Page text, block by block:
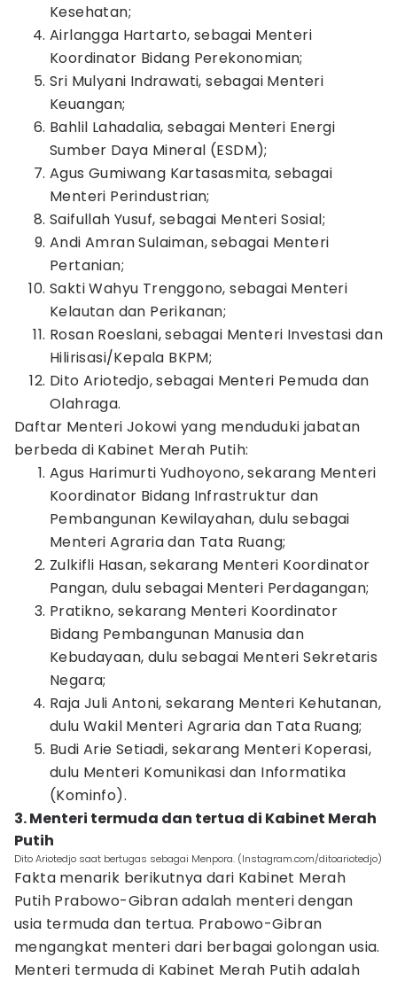
Kesehatan;
Airlangga Hartarto, sebagai Menteri
Koordinator Bidang Perekonomian;
Sri Mulyani Indrawati, sebagai Menteri
Keuangan;
Bahlil Lahadalia, sebagai Menteri Energi
Sumber Daya Mineral (ESDM);
Agus Gumiwang Kartasasmita, sebagai
Menteri Perindustrian;
Saifullah Yusuf, sebagai Menteri Sosial;
Andi Amran Sulaiman, sebagai Menteri
Pertanian;
Sakti Wahyu Trenggono, sebagai Menteri
Kelautan dan Perikanan;
Rosan Roeslani, sebagai Menteri Investasi dan
Hilirisasi/Kepala BKPM;
Dito Ariotedjo, sebagai Menteri Pemuda dan
Olahraga.
Daftar Menteri Jokowi yang menduduki jabatan
berbeda di Kabinet Merah Putih:
Agus Harimurti Yudhoyono, sekarang Menteri
Koordinator Bidang Infrastruktur dan
Pembangunan Kewilayahan, dulu sebagai
Menteri Agraria dan Tata Ruang;
Zulkifli Hasan, sekarang Menteri Koordinator
Pangan, dulu sebagai Menteri Perdagangan;
Pratikno, sekarang Menteri Koordinator
Bidang Pembangunan Manusia dan
Kebudayaan, dulu sebagai Menteri Sekretaris
Negara;
Raja Juli Antoni, sekarang Menteri Kehutanan,
dulu Wakil Menteri Agraria dan Tata Ruang;
Budi Arie Setiadi, sekarang Menteri Koperasi,
dulu Menteri Komunikasi dan Informatika
(Kominfo).
3. Menteri termuda dan tertua di Kabinet Merah
Putih
Dito Ariotedjo saat bertugas sebagai Menpora. (Instagram.com/ditoariotedjo)
Fakta menarik berikutnya dari Kabinet Merah
Putih Prabowo-Gibran adalah menteri dengan
usia termuda dan tertua. Prabowo-Gibran
mengangkat menteri dari berbagai golongan usia.
Menteri termuda di Kabinet Merah Putih adalah